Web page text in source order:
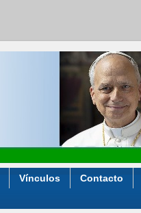
Vínculos
Contacto